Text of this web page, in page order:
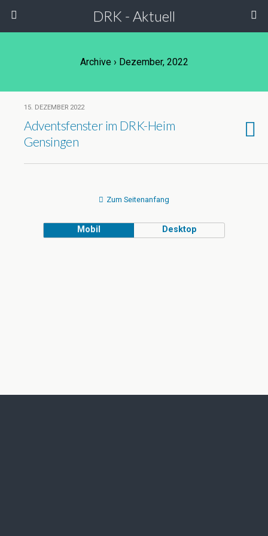
DRK - Aktuell
Archive › Dezember, 2022
15. DEZEMBER 2022
Adventsfenster im DRK-Heim
Gensingen
Zum Seitenanfang
Mobil Desktop